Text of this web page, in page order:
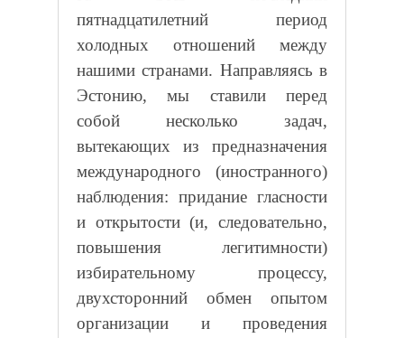
пятнадцатилетний период
холодных отношений между
нашими странами. Направляясь в
Эстонию, мы ставили перед
собой несколько задач,
вытекающих из предназначения
международного (иностранного)
наблюдения: придание гласности
и открытости (и, следовательно,
повышения легитимности)
избирательному процессу,
двухсторонний обмен опытом
организации и проведения